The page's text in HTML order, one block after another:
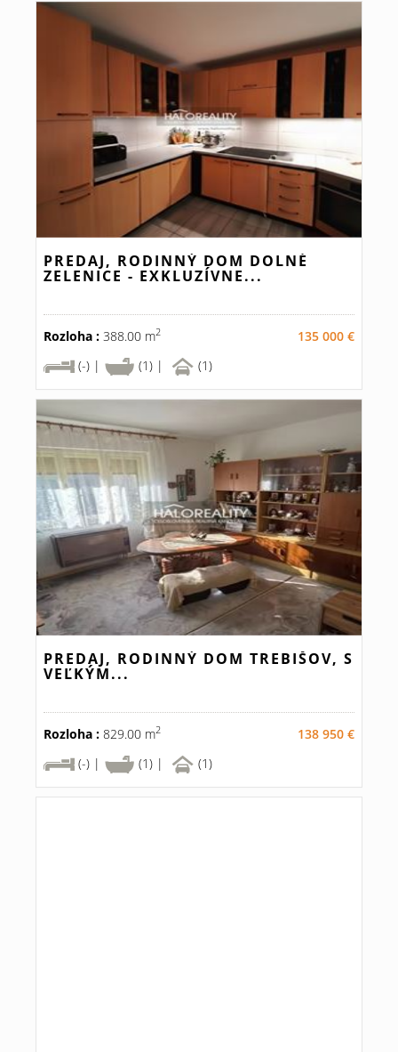
PREDAJ, RODINNÝ DOM DOLNÉ
ZELENICE - EXKLUZÍVNE...
Rozloha : 388.00 m2
135 000 €
(-) |
(1) | (1)
PREDAJ, RODINNÝ DOM TREBIŠOV, S
VEĽKÝM...
Rozloha : 829.00 m2
138 950 €
(-) |
(1) | (1)